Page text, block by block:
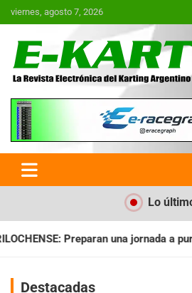
Saltar
al
viernes, agosto 7, 2026
E-Kart.com.ar | La
Electrónica del
Argentina
Lo
espectáculo AKPS: Intervino
Destacadas